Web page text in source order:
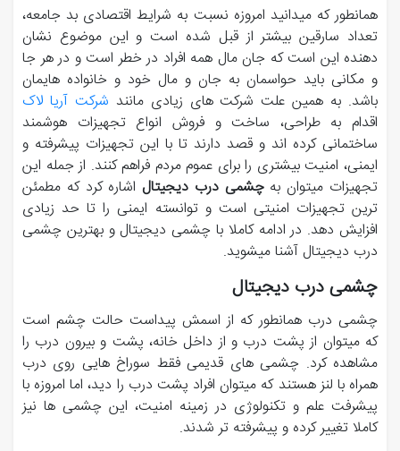
همانطور که میدانید امروزه نسبت به شرایط اقتصادی بد جامعه،
تعداد سارقین بیشتر از قبل شده است و این موضوع نشان
دهنده این است که جان مال همه افراد در خطر است و در هر جا
و مکانی باید حواسمان به جان و مال خود و خانواده هایمان
باشد. به همین علت شرکت های زیادی مانند شرکت آریا لاک
اقدام به طراحی، ساخت و فروش انواع تجهیزات هوشمند
ساختمانی کرده اند و قصد دارند تا با این تجهیزات پیشرفته و
ایمنی، امنیت بیشتری را برای عموم مردم فراهم کنند. از جمله این
تجهیزات میتوان بهچشمی درب دیجیتال اشاره کرد که مطمئن
ترین تجهیزات امنیتی است و توانسته ایمنی را تا حد زیادی
افزایش دهد. در ادامه کاملا با چشمی دیجیتال و بهترین چشمی
درب دیجیتال آشنا میشوید.
چشمی درب دیجیتال
چشمی درب همانطور که از اسمش پیداست حالت چشم است
که میتوان از پشت درب و از داخل خانه، پشت و بیرون درب را
مشاهده کرد. چشمی های قدیمی فقط سوراخ هایی روی درب
همراه با لنز هستند که میتوان افراد پشت درب را دید، اما امروزه با
پیشرفت علم و تکنولوژی در زمینه امنیت، این چشمی ها نیز
کاملا تغییر کرده و پیشرفته تر شدند.